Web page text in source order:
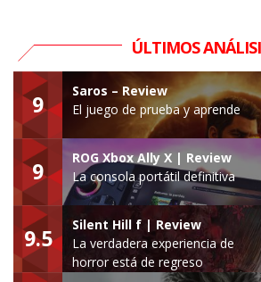
ÚLTIMOS
9
Saros – Review
El juego de prueba y aprende
9
ROG Xbox Ally X | Review
La consola portátil definitiva
9.5
Silent Hill f | Review
La verdadera experiencia de
horror está de regreso